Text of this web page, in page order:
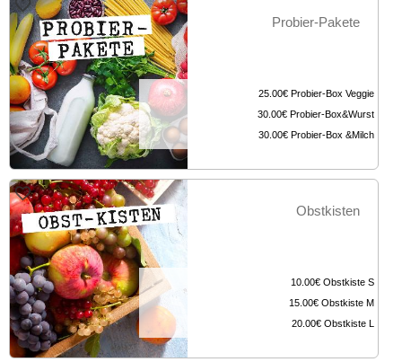
Probier-Pakete
25.00€ Probier-Box Veggie
30.00€ Probier-Box&Wurst
30.00€ Probier-Box &Milch
Obstkisten
10.00€ Obstkiste S
15.00€ Obstkiste M
20.00€ Obstkiste L